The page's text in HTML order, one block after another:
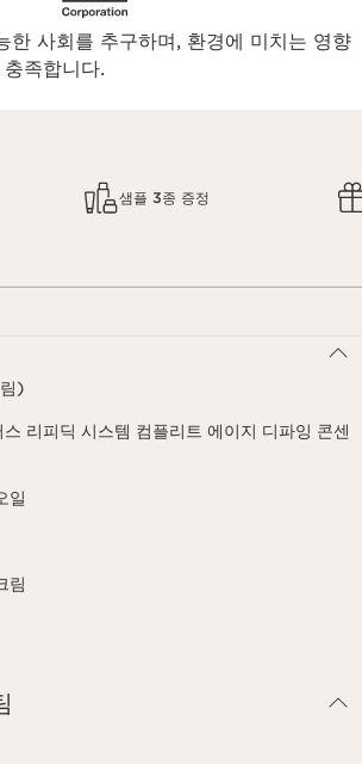
한 사회를 추구하며, 환경에 미치는 영향
족합니다.
샘플 3종 증정
)
리피딕 시스템 컴플리트 에이지 디파잉 콘센
일
림